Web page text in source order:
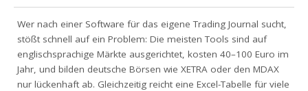
Wer nach einer Software für das eigene Trading Journal sucht,
stößt schnell auf ein Problem: Die meisten Tools sind auf
englischsprachige Märkte ausgerichtet, kosten 40–100 Euro im
Jahr, und bilden deutsche Börsen wie XETRA oder den MDAX
nur lückenhaft ab. Gleichzeitig reicht eine Excel-Tabelle für viele